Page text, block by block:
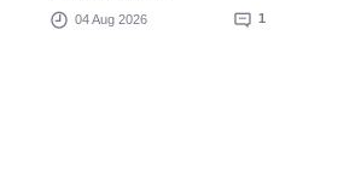
04 Aug 2026 1